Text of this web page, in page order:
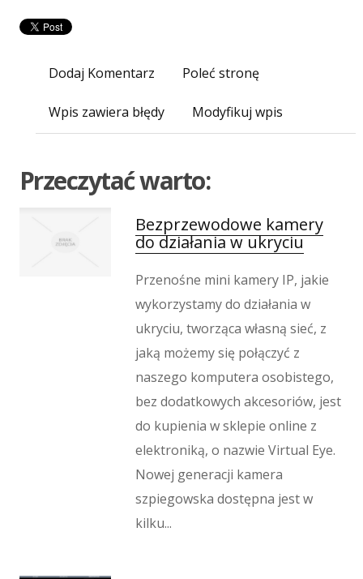
Salony, Komisy
Agencje Reklamowe
Inne Agencje
Wigor
Imprezy Integracyjne
Hobby
Produkcja
Informatyczne
Restauracje, Catering
Fotografia
Adwokaci, Porady Prawne
Ślub i Wesele
Weterynaryjne, Hodowla Zwierząt
Sprzątanie, Porządkowanie
Serwis
Inne Usługi
Odprężenie
Dodaj Komentarz Poleć stronę
Wpis zawiera błędy Modyfikuj wpis
Przeczytać warto:
Bezprzewodowe kamery
do działania w ukryciu
Przenośne mini kamery IP, jakie
wykorzystamy do działania w
ukryciu, tworząca własną sieć, z
jaką możemy się połączyć z
naszego komputera osobistego,
bez dodatkowych akcesoriów, jest
do kupienia w sklepie online z
elektroniką, o nazwie Virtual Eye.
Nowej generacji kamera
szpiegowska dostępna jest w
kilku...